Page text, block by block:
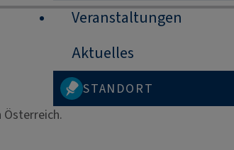
Veranstaltungen
Aktuelles
STANDORT